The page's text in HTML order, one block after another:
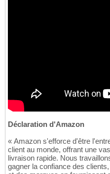
Déclaration d'Amazon
« Amazon s'efforce d'être
client au monde, offrant une
livraison rapide. Nous
gagner la confiance des